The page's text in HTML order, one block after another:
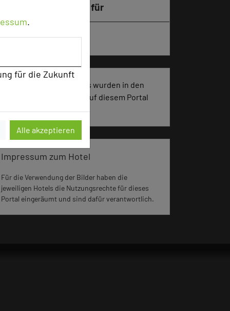
.
für die Zukunft
Alle akzeptieren
Besonders geeignet für
Seminar, Klausur, Event
1183 Seiten dieses Hotels wurden in den
vergangenen 30 Tagen auf diesem Portal
aufgerufen.
Impressum zum Hotel
Für die Verwendung der Bilder haben die
jeweiligen Hotels die Nutzungsrechte für dieses
Portal eingeräumt und sind dafür verantwortlich.